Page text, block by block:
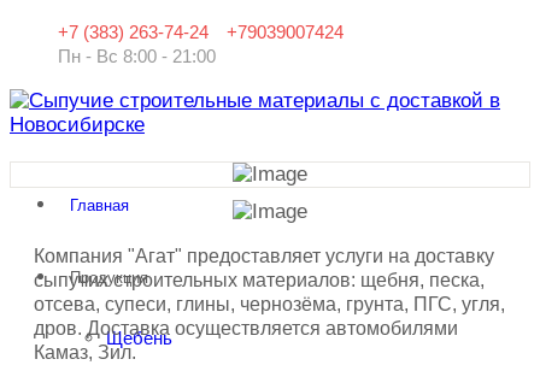
+7 (383) 263-74-24
+79039007424
Пн - Вс 8:00 - 21:00
Главная
Продукция
Щебень
Компания "Агат" предоставляет услуги на доставку
сыпучих строительных материалов: щебня, песка,
отсева, супеси, глины, чернозёма, грунта, ПГС, угля,
дров. Доставка осуществляется автомобилями
Камаз, Зил.